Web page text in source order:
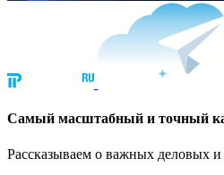
Cамый масштабный и точный
Рассказываем о важных деловых